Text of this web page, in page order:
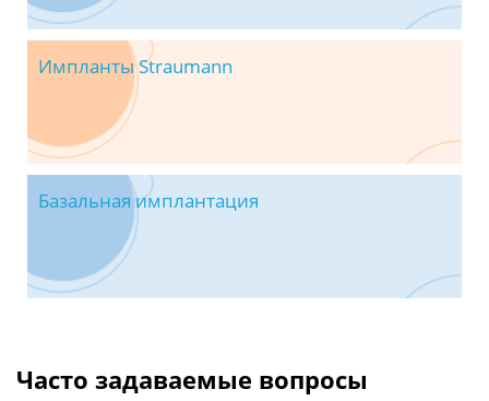
Импланты Straumann
Базальная имплантация
Часто задаваемые вопросы